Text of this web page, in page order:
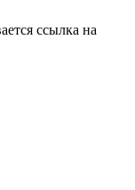
ссылка на